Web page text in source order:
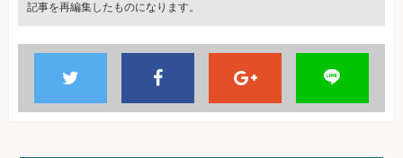
記事を再編集したものになります。